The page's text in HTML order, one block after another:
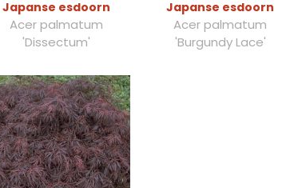
Japanse esdoorn
Acer palmatum
'Dissectum'
Japanse esdoorn
Acer palmatum
'Burgundy Lace'